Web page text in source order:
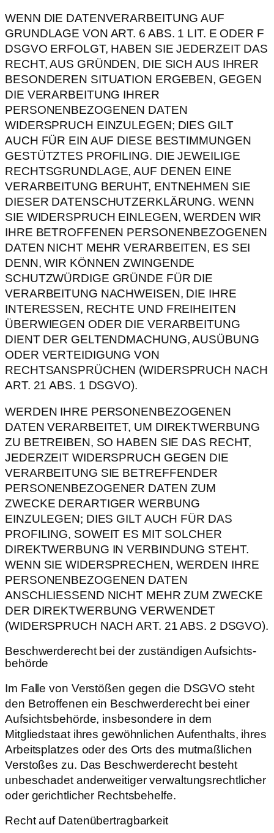
WENN DIE DATENVERARBEITUNG AUF
GRUNDLAGE VON ART. 6 ABS. 1 LIT. E ODER F
DSGVO ERFOLGT, HABEN SIE JEDERZEIT DAS
RECHT, AUS GRÜNDEN, DIE SICH AUS IHRER
BESONDEREN SITUATION ERGEBEN, GEGEN
DIE VERARBEITUNG IHRER
PERSONENBEZOGENEN DATEN
WIDERSPRUCH EINZULEGEN; DIES GILT
AUCH FÜR EIN AUF DIESE BESTIMMUNGEN
GESTÜTZTES PROFILING. DIE JEWEILIGE
RECHTSGRUNDLAGE, AUF DENEN EINE
VERARBEITUNG BERUHT, ENTNEHMEN SIE
DIESER DATENSCHUTZERKLÄRUNG. WENN
SIE WIDERSPRUCH EINLEGEN, WERDEN WIR
IHRE BETROFFENEN PERSONENBEZOGENEN
DATEN NICHT MEHR VERARBEITEN, ES SEI
DENN, WIR KÖNNEN ZWINGENDE
SCHUTZWÜRDIGE GRÜNDE FÜR DIE
VERARBEITUNG NACHWEISEN, DIE IHRE
INTERESSEN, RECHTE UND FREIHEITEN
ÜBERWIEGEN ODER DIE VERARBEITUNG
DIENT DER GELTENDMACHUNG, AUSÜBUNG
ODER VERTEIDIGUNG VON
RECHTSANSPRÜCHEN (WIDERSPRUCH NACH
ART. 21 ABS. 1 DSGVO).
WERDEN IHRE PERSONENBEZOGENEN
DATEN VERARBEITET, UM DIREKTWERBUNG
ZU BETREIBEN, SO HABEN SIE DAS RECHT,
JEDERZEIT WIDERSPRUCH GEGEN DIE
VERARBEITUNG SIE BETREFFENDER
PERSONENBEZOGENER DATEN ZUM
ZWECKE DERARTIGER WERBUNG
EINZULEGEN; DIES GILT AUCH FÜR DAS
PROFILING, SOWEIT ES MIT SOLCHER
DIREKTWERBUNG IN VERBINDUNG STEHT.
WENN SIE WIDERSPRECHEN, WERDEN IHRE
PERSONENBEZOGENEN DATEN
ANSCHLIESSEND NICHT MEHR ZUM ZWECKE
DER DIREKTWERBUNG VERWENDET
(WIDERSPRUCH NACH ART. 21 ABS. 2 DSGVO).
Beschwerde­recht bei der zuständigen Aufsichts­
behörde
Im Falle von Verstößen gegen die DSGVO steht
den Betroffenen ein Beschwerderecht bei einer
Aufsichtsbehörde, insbesondere in dem
Mitgliedstaat ihres gewöhnlichen Aufenthalts, ihres
Arbeitsplatzes oder des Orts des mutmaßlichen
Verstoßes zu. Das Beschwerderecht besteht
unbeschadet anderweitiger verwaltungsrechtlicher
oder gerichtlicher Rechtsbehelfe.
Recht auf Daten­übertrag­barkeit